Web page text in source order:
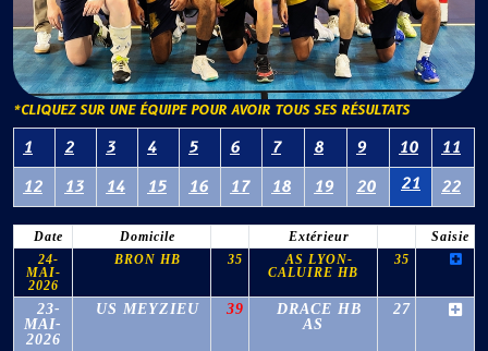
*CLIQUEZ SUR UNE ÉQUIPE POUR AVOIR TOUS SES RÉSULTATS
1 2 3 4 5 6 7 8 9 10
11
12
13 14 15 16 17 18 19 20 21 22
Date Domicile Extérieur
Saisie
24-
MAI-
2026
BRON HB 35
AS LYON-
CALUIRE HB
35
23-
MAI-
2026
US MEYZIEU 39
DRACE HB
AS
27